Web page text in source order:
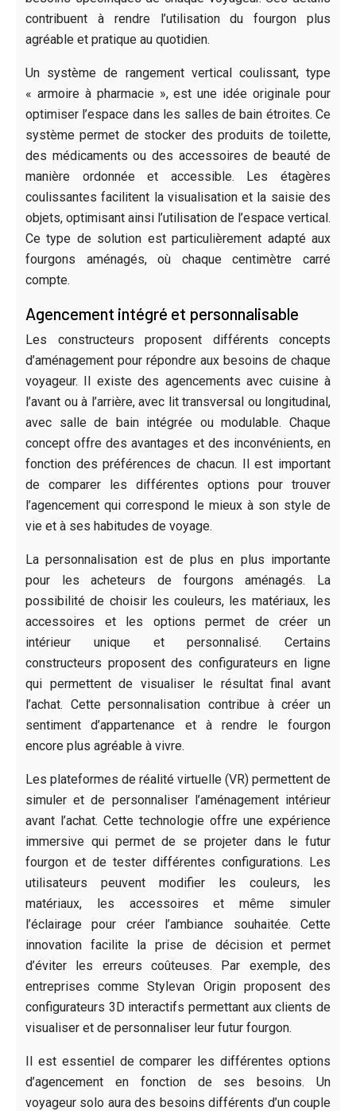
contribuent à rendre l’utilisation du fourgon plus
agréable et pratique au quotidien.
Un système de rangement vertical coulissant, type
« armoire à pharmacie », est une idée originale pour
optimiser l’espace dans les salles de bain étroites. Ce
système permet de stocker des produits de toilette,
des médicaments ou des accessoires de beauté de
manière ordonnée et accessible. Les étagères
coulissantes facilitent la visualisation et la saisie des
objets, optimisant ainsi l’utilisation de l’espace vertical.
Ce type de solution est particulièrement adapté aux
fourgons aménagés, où chaque centimètre carré
compte.
Agencement intégré et personnalisable
Les constructeurs proposent différents concepts
d’aménagement pour répondre aux besoins de chaque
voyageur. Il existe des agencements avec cuisine à
l’avant ou à l’arrière, avec lit transversal ou longitudinal,
avec salle de bain intégrée ou modulable. Chaque
concept offre des avantages et des inconvénients, en
fonction des préférences de chacun. Il est important
de comparer les différentes options pour trouver
l’agencement qui correspond le mieux à son style de
vie et à ses habitudes de voyage.
La personnalisation est de plus en plus importante
pour les acheteurs de fourgons aménagés. La
possibilité de choisir les couleurs, les matériaux, les
accessoires et les options permet de créer un
intérieur unique et personnalisé. Certains
constructeurs proposent des configurateurs en ligne
qui permettent de visualiser le résultat final avant
l’achat. Cette personnalisation contribue à créer un
sentiment d’appartenance et à rendre le fourgon
encore plus agréable à vivre.
Les plateformes de réalité virtuelle (VR) permettent de
simuler et de personnaliser l’aménagement intérieur
avant l’achat. Cette technologie offre une expérience
immersive qui permet de se projeter dans le futur
fourgon et de tester différentes configurations. Les
utilisateurs peuvent modifier les couleurs, les
matériaux, les accessoires et même simuler
l’éclairage pour créer l’ambiance souhaitée. Cette
innovation facilite la prise de décision et permet
d’éviter les erreurs coûteuses. Par exemple, des
entreprises comme Stylevan Origin proposent des
configurateurs 3D interactifs permettant aux clients de
visualiser et de personnaliser leur futur fourgon.
Il est essentiel de comparer les différentes options
d’agencement en fonction de ses besoins. Un
voyageur solo aura des besoins différents d’un couple